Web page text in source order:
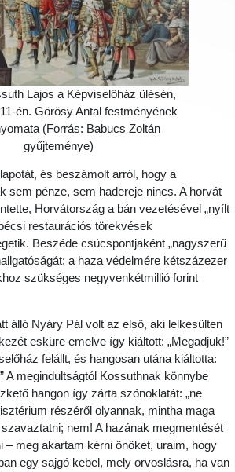
Lajos a Képviselőház ülésén,
én. Görösy Antal festményének
(Forrás: Babucs Zoltán
gyűjteménye)
és beszámolt arról, hogy a
sem pénze, sem hadereje nincs. A horvát
Horvátország a bán vezetésével „nyílt
restaurációs törekvések
Beszéde csúcspontjaként „nagyszerű
a haza védelmére kétszázezer
szükséges negyvenkétmillió forint
álló Nyáry Pál volt az első, aki lelkesülten
esküre emelve így kiáltott: „Megadjuk!”
felállt, és hangosan utána kiáltotta:
A megindultságtól Kossuthnak könnybe
hangon így zárta szónoklatát: „ne
részéről olyannak, mintha maga
nem! A hazának megmentését
– meg akartam kérni önöket, uraim, hogy
egy sajgó kebel, mely orvoslásra, ha van